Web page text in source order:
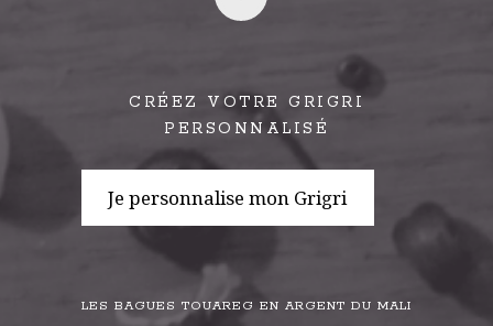
CRÉEZ VOTRE GRIGRI
PERSONNALISÉ
Je personnalise mon Grigri
LES BAGUES TOUAREG EN ARGENT DU MALI